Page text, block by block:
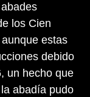
los Cien
estas
debido
un hecho que
abadía pudo